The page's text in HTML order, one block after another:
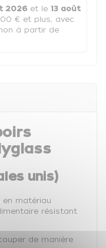
2026 et le 13 août
€ et plus, avec
à partir de
unis)
en matériau
résistant
de manière